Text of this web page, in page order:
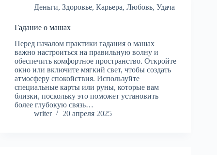
Деньги, Здоровье, Карьера, Любовь, Удача
Гадание о машах
Перед началом практики гадания о машах
важно настроиться на правильную волну и
обеспечить комфортное пространство. Откройте
окно или включите мягкий свет, чтобы создать
атмосферу спокойствия. Используйте
специальные карты или руны, которые вам
близки, поскольку это поможет установить
более глубокую связь…
writer
20 апреля 2025